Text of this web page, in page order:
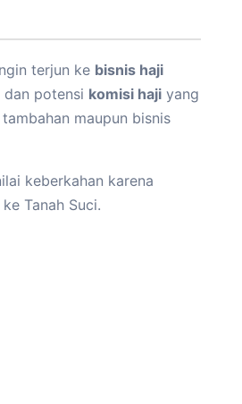
terjun ke bisnis haji
dan potensi komisi haji yang
maupun bisnis
keberkahan karena
Tanah Suci.